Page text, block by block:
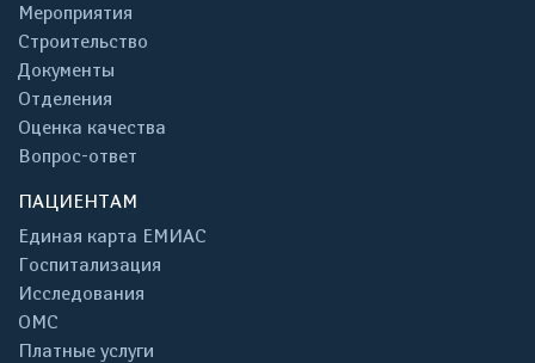
Мероприятия
Строительство
Документы
Отделения
Оценка качества
Вопрос-ответ
ПАЦИЕНТАМ
Единая карта ЕМИАС
Госпитализация
Исследования
ОМС
Платные услуги